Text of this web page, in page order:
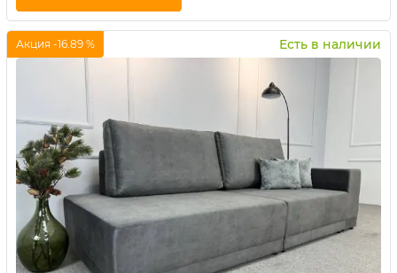
Купить в 1 клик
Есть в наличии
Акция -16.89 %